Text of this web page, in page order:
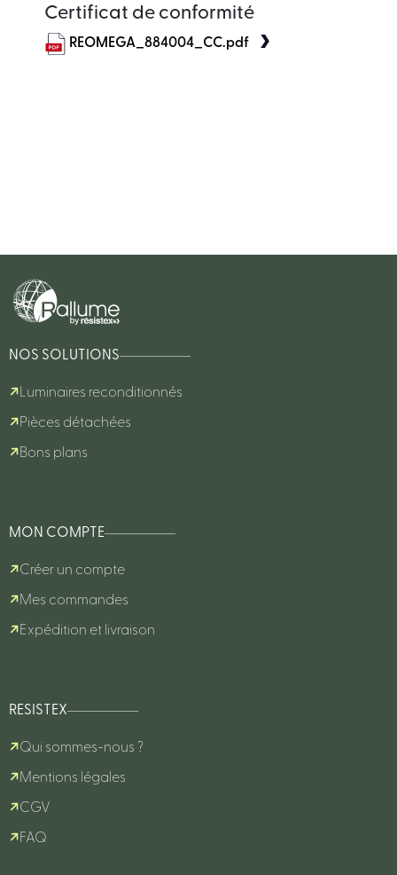
Certificat de conformité
REOMEGA_884004_CC.pdf
NOS SOLUTIONS
Luminaires reconditionnés
Pièces détachées
Bons plans
MON COMPTE
Créer un compte
Mes commandes
Expédition et livraison
RESISTEX
Qui sommes-nous ?
Mentions légales
CGV
FAQ